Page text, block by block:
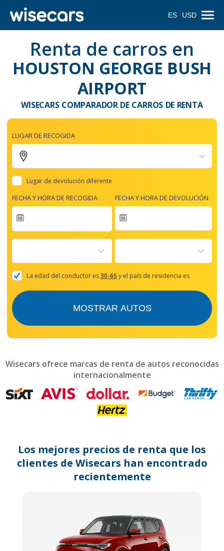
ES USD
Renta de carros en
HOUSTON GEORGE BUSH
AIRPORT
WISECARS COMPARADOR DE CARROS DE RENTA
LUGAR DE RECOGIDA
Lugar de devolución diferente
FECHA Y HORA DE RECOGIDA
forward
with
the
and
mark
get
the
dates.
FECHA Y HORA DE DEVOLUCIÓN
La edad del conductor es30-65 y el país de residencia es
MOSTRAR AUTOS
Wisecars ofrece marcas de renta de autos reconocidas
internacionalmente
Los mejores precios de renta que los
clientes de Wisecars han encontrado
recientemente